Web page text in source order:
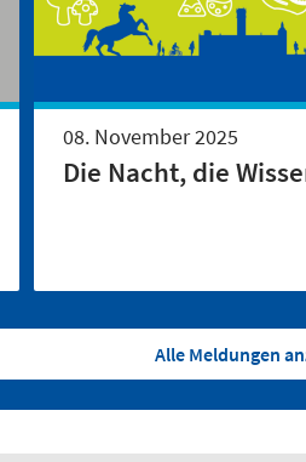
08. November 2025
Die Nacht, die
Alle Meldungen